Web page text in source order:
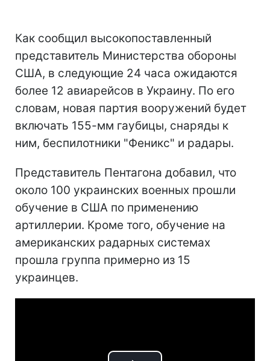
Как сообщил высокопоставленный
представитель Министерства обороны
США, в следующие 24 часа ожидаются
более 12 авиарейсов в Украину. По его
словам, новая партия вооружений будет
включать 155-мм гаубицы, снаряды к
ним, беспилотники "Феникс" и радары.
Представитель Пентагона добавил, что
около 100 украинских военных прошли
обучение в США по применению
артиллерии. Кроме того, обучение на
американских радарных системах
прошла группа примерно из 15
украинцев.